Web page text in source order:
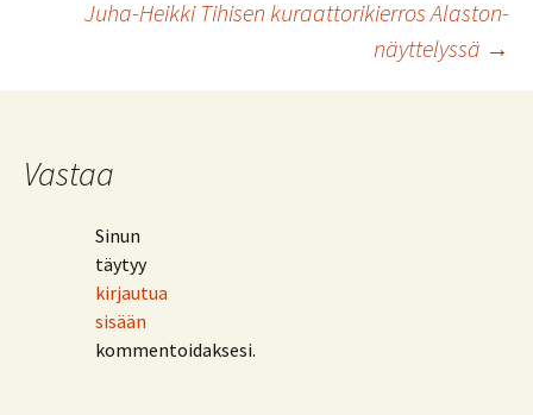
selausJuha-Heikki Tihisen kuraattorikierros Alaston-
näyttelyssä →
Vastaa
Sinun
täytyy
kirjautua
sisään
kommentoidaksesi.